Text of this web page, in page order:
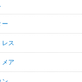
ー
ス
ア